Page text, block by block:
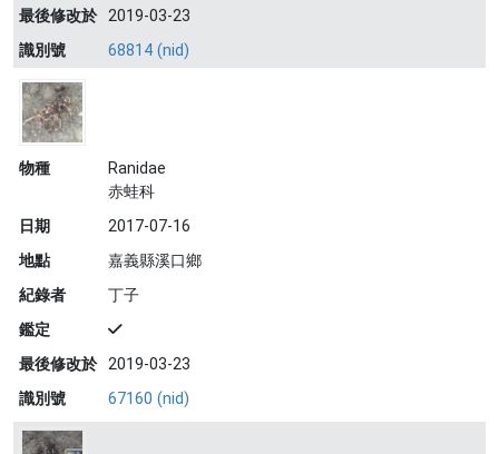
最後修改於 2019-03-23
識別號
68814 (nid)
物種
Ranidae
赤蛙科
日期
2017-07-16
地點
嘉義縣溪口鄉
紀錄者
丁子
鑑定
最後修改於 2019-03-23
識別號
67160 (nid)